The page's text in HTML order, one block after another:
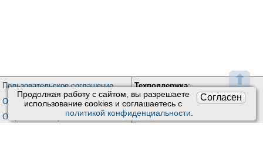
⬆
Согласен
Продолжая работу с сайтом, вы разрешаете
использование сookies и соглашаетесь с
политикой конфиденциальности.
Пользовательское соглашение
Обработка персональных данных
О проекте Киберис
Техподдержка:
Обратная связь
Почта:kiberis@mail.ru